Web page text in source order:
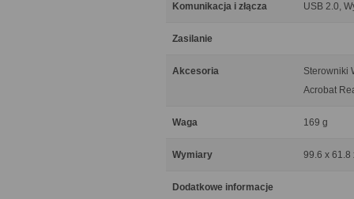
Komunikacja i złącza USB 2.0,
Zasilanie
Akcesoria
Sterowniki
Acrobat
Waga 169 g
Wymiary 99.6 x 61.8
Dodatkowe informacje